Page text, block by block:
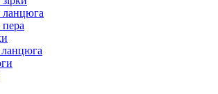
ланцюга
пера